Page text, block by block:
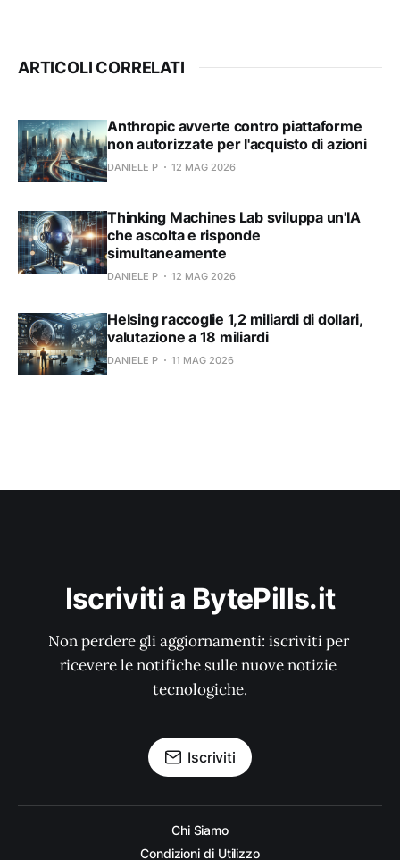
ARTICOLI CORRELATI
Anthropic avverte contro piattaforme
non autorizzate per l'acquisto di azioni
DANIELE P 12 MAG 2026
Thinking Machines Lab sviluppa un'IA
che ascolta e risponde
simultaneamente
DANIELE P 12 MAG 2026
Helsing raccoglie 1,2 miliardi di dollari,
valutazione a 18 miliardi
DANIELE P 11 MAG 2026
Iscriviti a BytePills.it
Non perdere gli aggiornamenti: iscriviti per
ricevere le notifiche sulle nuove notizie
tecnologiche.
Iscriviti
Chi Siamo
Condizioni di Utilizzo